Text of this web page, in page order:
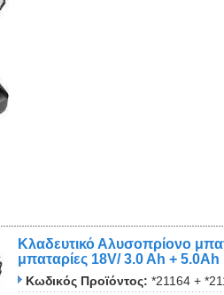
Κλαδευτικό Αλυσοπρίονο
μπαταρίες 18V/ 3.0 Ah + 5.0Αh
Κωδικός Προϊόντος: *21164 +